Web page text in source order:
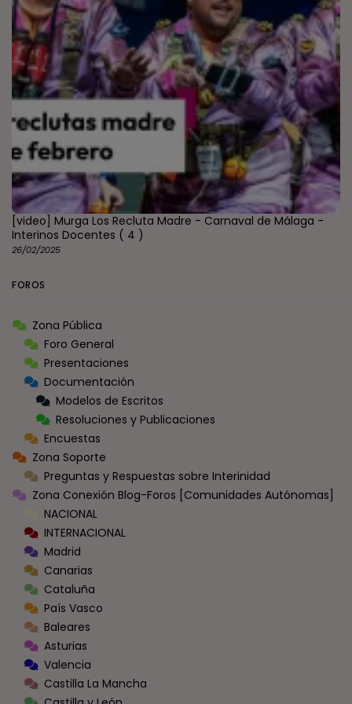
[video] Murga Los Recluta Madre - Carnaval de Málaga -
Interinos Docentes ( 4 )
26/02/2025
FOROS
Zona Pública
Foro General
Presentaciones
Documentación
Modelos de Escritos
Resoluciones y Publicaciones
Encuestas
Zona Soporte
Preguntas y Respuestas sobre Interinidad
Zona Conexión Blog-Foros [Comunidades Autónomas]
NACIONAL
INTERNACIONAL
Madrid
Canarias
Cataluña
País Vasco
Baleares
Asturias
Valencia
Castilla La Mancha